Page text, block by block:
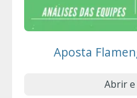
Aposta
Abrir e